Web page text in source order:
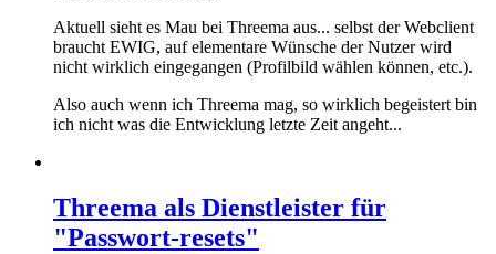
Aktuell sieht es Mau bei Threema aus... selbst der Webclient
braucht EWIG, auf elementare Wünsche der Nutzer wird
nicht wirklich eingegangen (Profilbild wählen können, etc.).
Also auch wenn ich Threema mag, so wirklich begeistert bin
ich nicht was die Entwicklung letzte Zeit angeht...
Threema als Dienstleister für
"Passwort-resets"